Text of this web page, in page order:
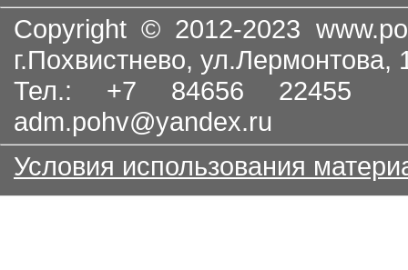
Copyright © 2012-2023
г.Похвистнево, ул.Лермонтова,
Тел.: +7 84656
adm.pohv@yandex.ru
Условия использования